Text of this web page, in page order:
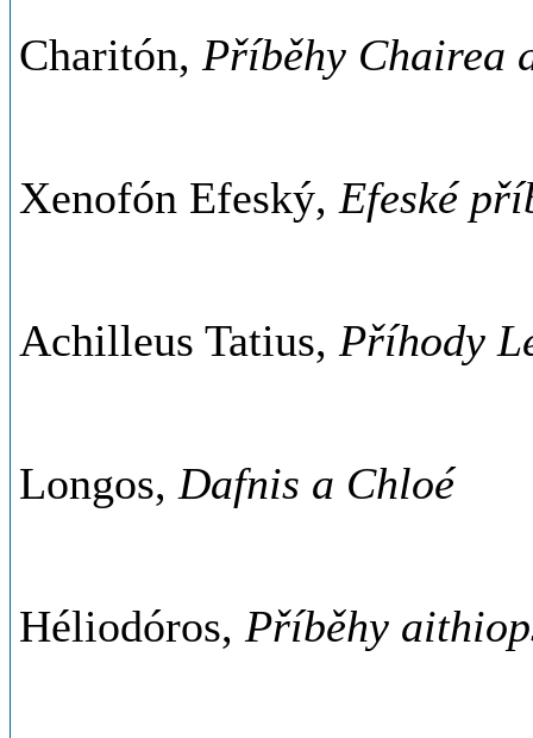
Charitón, Příběhy Chairea
Xenofón Efeský, Efeské
Achilleus Tatius, Příhody
Longos, Dafnis a Chloé
Héliodóros, Příběhy